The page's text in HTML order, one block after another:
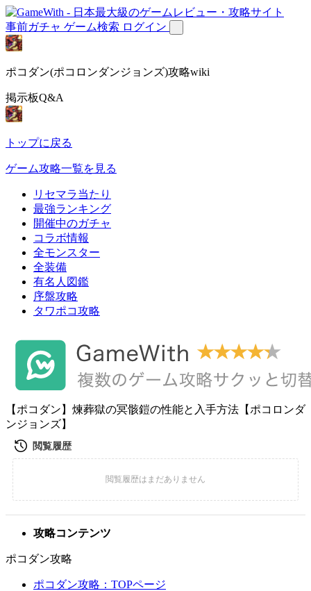
事前ガチャ ゲーム検索 ログイン
ポコダン(ポコロンダンジョンズ)攻略wiki
掲示板Q&A
トップに戻る
ゲーム攻略一覧を見る
リセマラ当たり
最強ランキング
開催中のガチャ
コラボ情報
全モンスター
全装備
有名人図鑑
序盤攻略
タワポコ攻略
【ポコダン】煉葬獄の冥骸鎧の性能と入手方法【ポコロンダ
ンジョンズ】
攻略コンテンツ
ポコダン攻略
ポコダン攻略：TOPページ